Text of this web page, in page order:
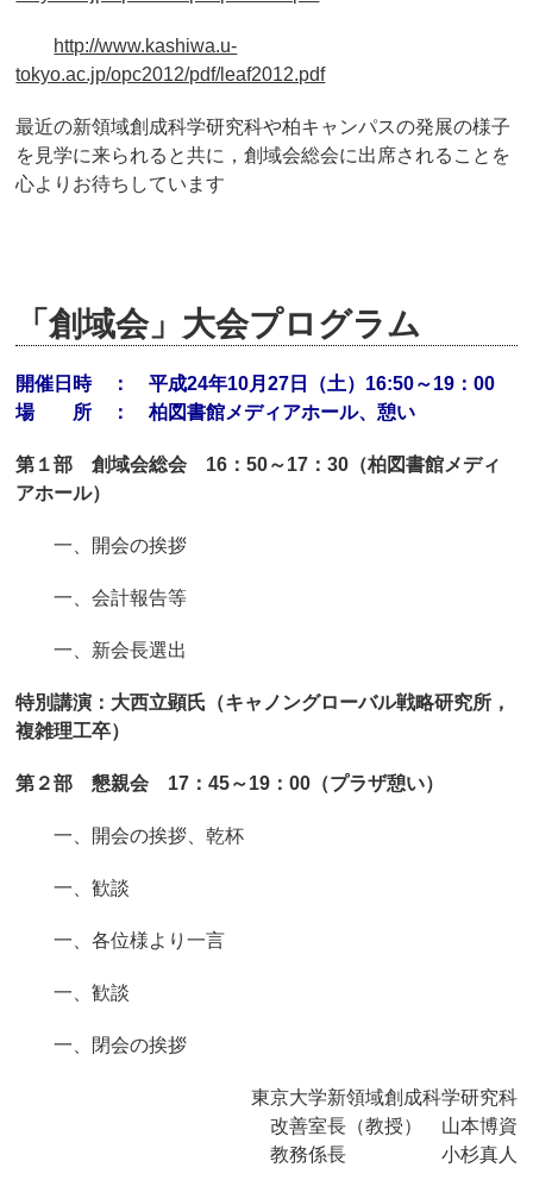
http://www.kashiwa.u-
tokyo.ac.jp/opc2012/pdf/leaf2012.pdf
最近の新領域創成科学研究科や柏キャンパスの発展の様子
を見学に来られると共に，創域会総会に出席されることを
心よりお待ちしています
「創域会」大会プログラム
開催日時 ： 平成24年10月27日（土）16:50～19：00
場 所 ： 柏図書館メディアホール、憩い
第１部 創域会総会 16：50～17：30（柏図書館メディ
アホール）
一、開会の挨拶
一、会計報告等
一、新会長選出
特別講演：大西立顕氏（キャノングローバル戦略研究所，
複雑理工卒）
第２部 懇親会 17：45～19：00（プラザ憩い）
一、開会の挨拶、乾杯
一、歓談
一、各位様より一言
一、歓談
一、閉会の挨拶
東京大学新領域創成科学研究科
改善室長（教授） 山本博資
教務係長 小杉真人